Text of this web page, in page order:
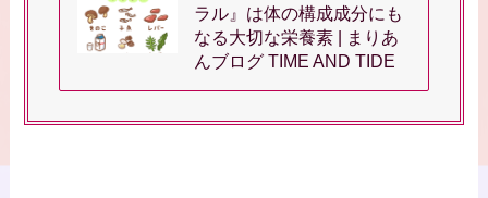
ラル』は体の構成成分にも
なる大切な栄養素 | まりあ
んブログ TIME AND TIDE